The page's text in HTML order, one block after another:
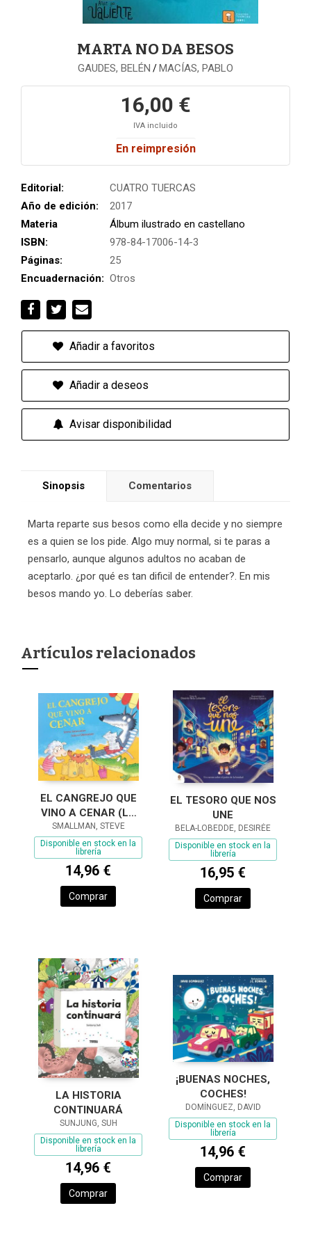
MARTA NO DA BESOS
GAUDES, BELÉN /MACÍAS, PABLO
16,00 €
IVA incluido
En reimpresión
Editorial:
CUATRO TUERCAS
Año de edición:
2017
Materia
Álbum ilustrado en castellano
ISBN:
978-84-17006-14-3
Páginas:
25
Encuadernación: Otros
Añadir a favoritos
Añadir a deseos
Avisar disponibilidad
Sinopsis Comentarios
Marta reparte sus besos como ella decide y no siempre
es a quien se los pide. Algo muy normal, si te paras a
pensarlo, aunque algunos adultos no acaban de
aceptarlo. ¿por qué es tan dificil de entender?. En mis
besos mando yo. Lo deberías saber.
Artículos relacionados
EL CANGREJO QUE
VINO A CENAR (LA
OVEJITA QUE VINO A
CENAR)
SMALLMAN, STEVE
Disponible en stock en la
librería
14,96 €
Comprar
EL TESORO QUE NOS
UNE
BELA-LOBEDDE, DESIRÉE
Disponible en stock en la
librería
16,95 €
Comprar
LA HISTORIA
CONTINUARÁ
SUNJUNG, SUH
Disponible en stock en la
librería
14,96 €
Comprar
¡BUENAS NOCHES,
COCHES!
DOMÍNGUEZ, DAVID
Disponible en stock en la
librería
14,96 €
Comprar